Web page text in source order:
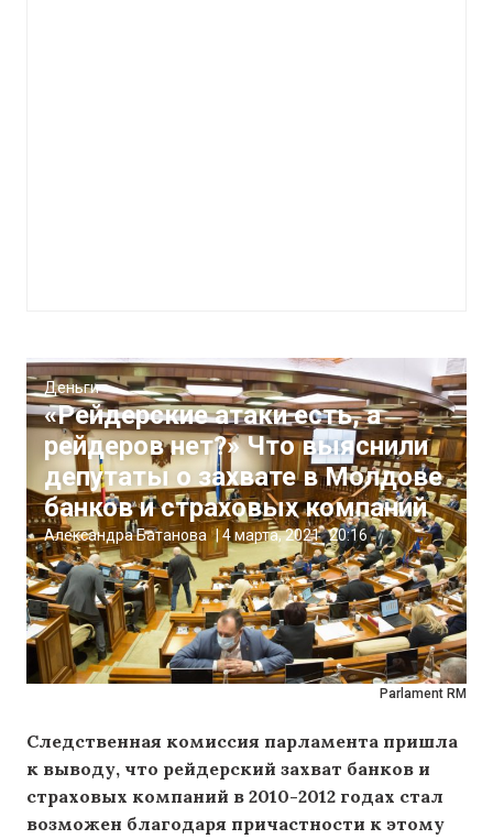
Parlament RM
Деньги
«Рейдерские атаки есть, а
рейдеров нет?» Что выяснили
депутаты о захвате в Молдове
банков и страховых компаний
Александра Батанова | 4 марта, 2021 20:16
Следственная комиссия парламента пришла
к выводу, что рейдерский захват банков и
страховых компаний в 2010-2012 годах стал
возможен благодаря причастности к этому